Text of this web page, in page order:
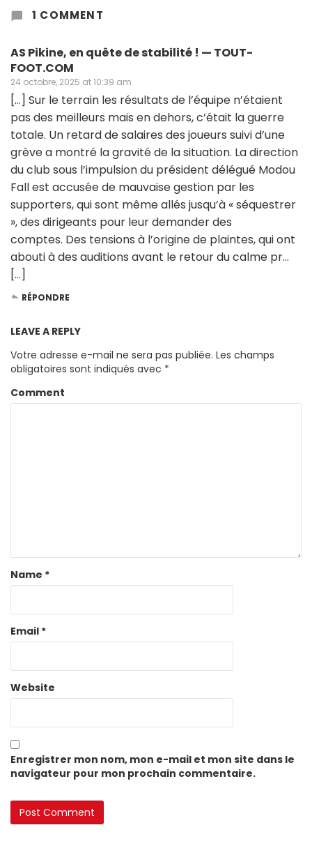
1 COMMENT
AS Pikine, en quête de stabilité ! — TOUT-
FOOT.COM
24 octobre, 2025 at 10:39 am
[…] Sur le terrain les résultats de l’équipe n’étaient
pas des meilleurs mais en dehors, c’était la guerre
totale. Un retard de salaires des joueurs suivi d’une
grève a montré la gravité de la situation. La direction
du club sous l’impulsion du président délégué Modou
Fall est accusée de mauvaise gestion par les
supporters, qui sont même allés jusqu’à « séquestrer
», des dirigeants pour leur demander des
comptes. Des tensions à l’origine de plaintes, qui ont
abouti à des auditions avant le retour du calme pr…
[…]
RÉPONDRE
LEAVE A REPLY
Votre adresse e-mail ne sera pas publiée. Les champs
obligatoires sont indiqués avec *
Comment
Name *
Email *
Website
Enregistrer mon nom, mon e-mail et mon site dans le
navigateur pour mon prochain commentaire.